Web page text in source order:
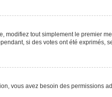
modifiez tout simplement le premier
si des votes ont été exprimés,
vous avez besoin des permissions